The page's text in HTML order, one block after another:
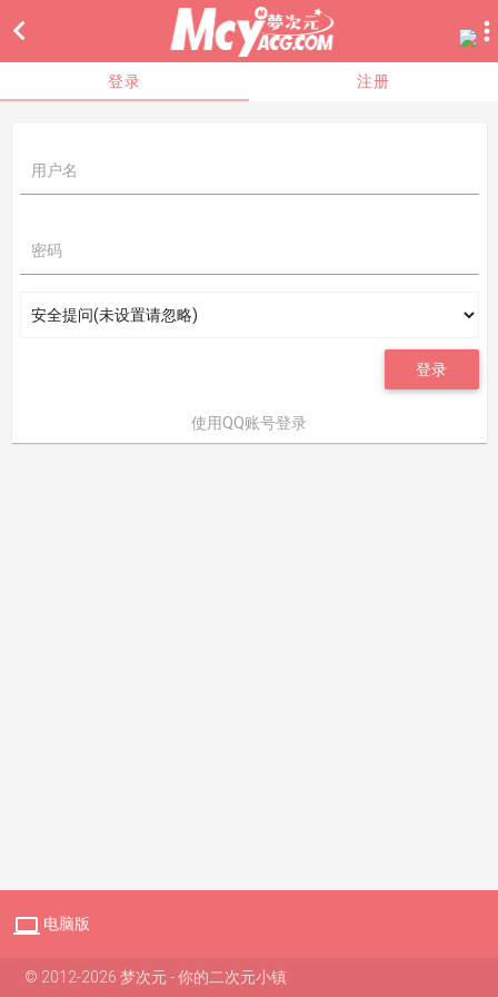

登录 注册
用户名
密码
登录
使用QQ账号登录
 电脑版
© 2012-2026 梦次元 - 你的二次元小镇